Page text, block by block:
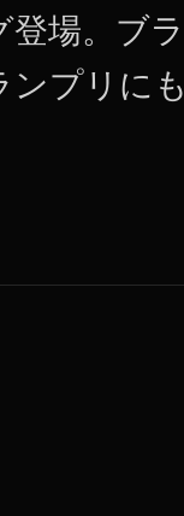
場。ブ
プリに